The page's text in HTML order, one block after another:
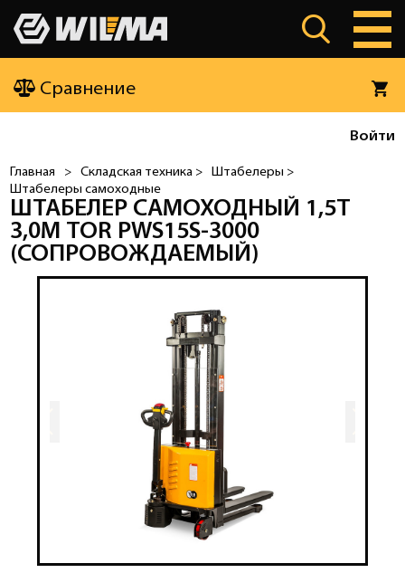
Сравнение
Войти
Главная > Складская техника >
Штабелеры >
Штабелеры самоходные
ШТАБЕЛЕР САМОХОДНЫЙ 1,5Т
3,0М TOR PWS15S-3000
(СОПРОВОЖДАЕМЫЙ)